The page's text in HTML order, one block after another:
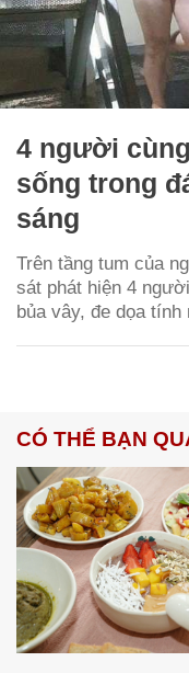
4 người
sống trong
sáng
Trên tầng tum của
sát phát hiện 4
bủa vây, đe dọa tính
CÓ THỂ BẠN